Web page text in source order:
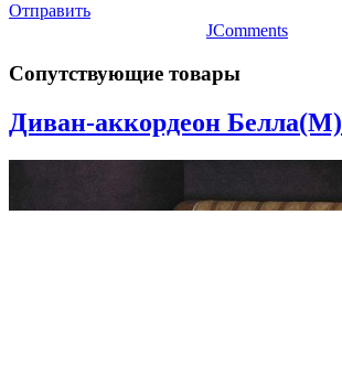
Отправить
JComments
Сопутствующие товары
Диван-аккордеон Белла(М)